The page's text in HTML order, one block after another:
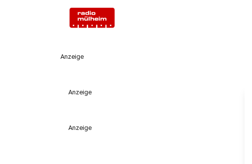
Anzeige
Anzeige
Anzeige